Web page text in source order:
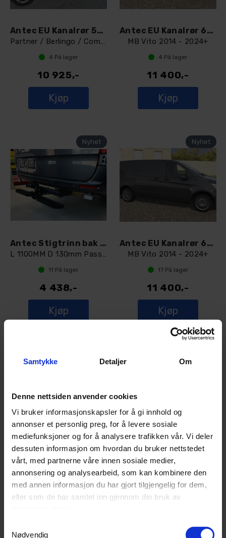
Samtykke Detaljer Om
Denne nettsiden anvender cookies
Vi bruker informasjonskapsler for å gi innhold og
annonser et personlig preg, for å levere sosiale
mediefunksjoner og for å analysere trafikken vår. Vi deler
dessuten informasjon om hvordan du bruker nettstedet
vårt, med partnerne våre innen sosiale medier,
annonsering og analysearbeid, som kan kombinere den
med annen informasjon du har gjort tilgjengelig for dem,
eller som de har samlet inn gjennom din bruk av
Nødvendig
Antec EU Kanalrør 51mm L2 lengde Sort
Partner / Berlingo / Combo / Proace City
4 På lager
10 925,-
Kjøp
Antec EU Kanalrør 60mm A1 + A2
MB Vito 2014 - 2024+
4 På lager
11 400,-
Kjøp
Antec Stigtrinn bak Sort
L 1100MM D 130mm Passer 4X4 med løs kule
11 På lager
4 438,-
Kjøp
Antec EU Kanalrør 60mm Sort A1 + A2
MB Vito 2014 - 2024+
17På lager
11 400,-
Kjøp
Antec EU Kanalrør 51mm L1 lengde
14På lager
8 888,-
MB Vito 2014 - 2024+
14På lager
15 032,-